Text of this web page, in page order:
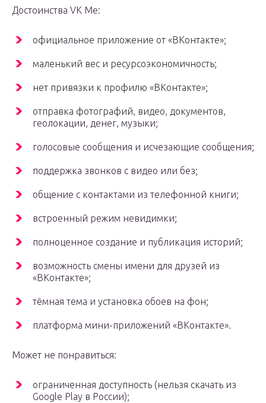
Достоинства VK Me:
официальное приложение от «ВКонтакте»;
маленький вес и ресурсоэкономичность;
нет привязки к профилю «ВКонтакте»;
отправка фотографий, видео, документов,
геолокации, денег, музыки;
голосовые сообщения и исчезающие сообщения;
поддержка звонков с видео или без;
общение с контактами из телефонной книги;
встроенный режим невидимки;
полноценное создание и публикация историй;
возможность смены имени для друзей из
«ВКонтакте»;
тёмная тема и установка обоев на фон;
платформа мини-приложений «ВКонтакте».
Может не понравиться:
ограниченная доступность (нельзя скачать из
Google Play в России);